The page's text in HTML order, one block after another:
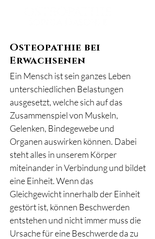
Osteopathie bei
Erwachsenen
Ein Mensch ist sein ganzes Leben
unterschiedlichen Belastungen
ausgesetzt, welche sich auf das
Zusammenspiel von Muskeln,
Gelenken, Bindegewebe und
Organen auswirken können. Dabei
steht alles in unserem Körper
miteinander in Verbindung und bildet
eine Einheit. Wenn das
Gleichgewicht innerhalb der Einheit
gestört ist, können Beschwerden
entstehen und nicht immer muss die
Ursache für eine Beschwerde da zu